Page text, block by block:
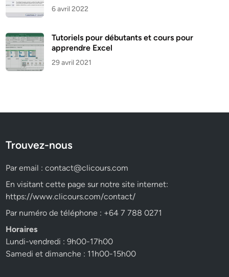
6 avril 2022
Tutoriels pour débutants et cours pour
apprendre Excel
29 avril 2021
Trouvez-nous
Par email :contact@clicours.com
En visitant cette page sur notre site internet:
https://www.clicours.com/contact/
Par numéro de téléphone : +64 7 788 0271
Horaires
Lundi-vendredi : 9h00-17h00
Samedi et dimanche : 11h00-15h00